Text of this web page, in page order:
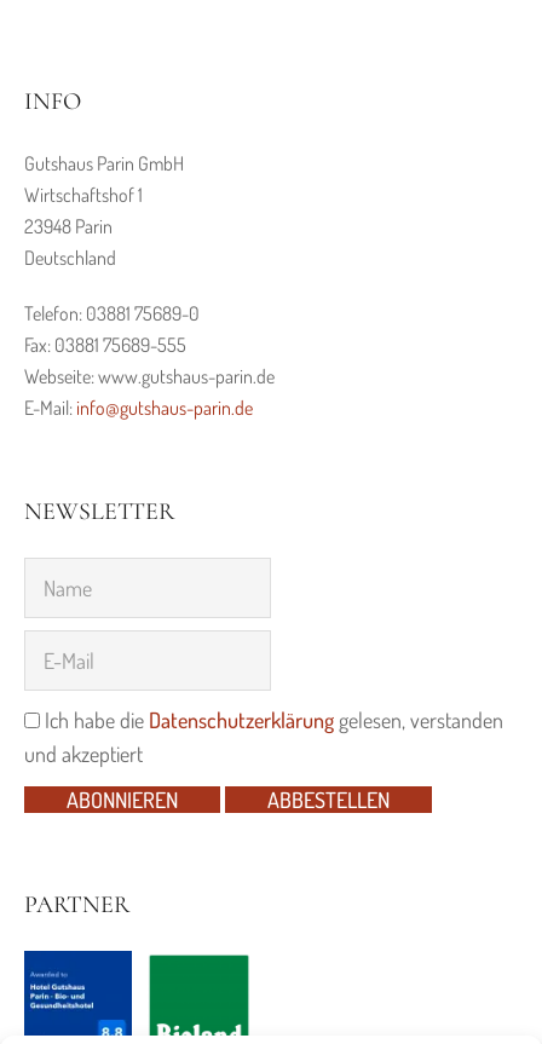
INFO
Gutshaus Parin GmbH
Wirtschaftshof 1
23948 Parin
Deutschland
Telefon: 03881 75689-0
Fax: 03881 75689-555
Webseite: www.gutshaus-parin.de
E-Mail: info@gutshaus-parin.de
NEWSLETTER
Ich habe die Datenschutzerklärung gelesen, verstanden
und akzeptiert
ABONNIEREN
ABBESTELLEN
PARTNER